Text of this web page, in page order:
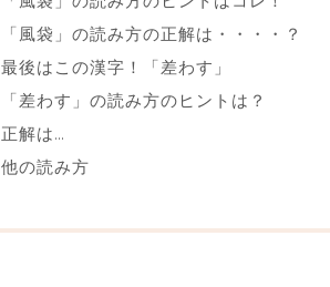
「風袋」の読み方の正解は・・・・？
最後はこの漢字！「差わす」
「差わす」の読み方のヒントは？
正解は…
他の読み方